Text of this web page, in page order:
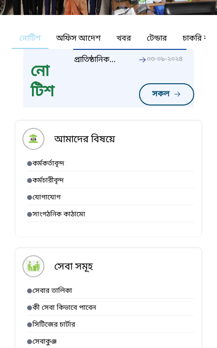
নোটিশ অফিস আদেশ খবর টেন্ডার চাকরি
নো
টিশ
সকল
প্রাতিষ্ঠানিক
০৩-০৯-২০২৪
আমাদের বিষয়ে
কর্মকর্তাবৃন্দ
কর্মচারীবৃন্দ
যোগাযোগ
সাংগঠনিক কাঠামো
সেবা সমূহ
সেবার তালিকা
কী সেবা কিভাবে পাবেন
সিটিজের চার্টার
সেবাকুঞ্জ